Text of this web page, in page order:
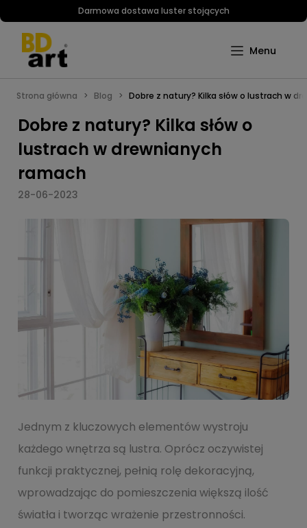
Darmowa dostawa luster stojących
Strona główna Blog Dobre z natury? Kilka słów o lustrach w
Dobre z natury? Kilka słów o
lustrach w drewnianych
ramach
28-06-2023
Jednym z kluczowych elementów wystroju
każdego wnętrza są lustra. Oprócz oczywistej
funkcji praktycznej, pełnią rolę dekoracyjną,
wprowadzając do pomieszczenia większą ilość
światła i tworząc wrażenie przestronności.